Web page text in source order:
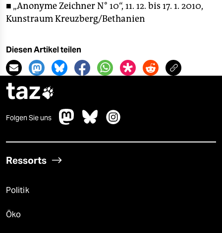
■ „Anonyme Zeichner N° 10“, 11. 12. bis 17. 1. 2010,
Kunstraum Kreuzberg/Bethanien
Diesen Artikel teilen
taz
Folgen Sie uns
Ressorts
Politik
Öko